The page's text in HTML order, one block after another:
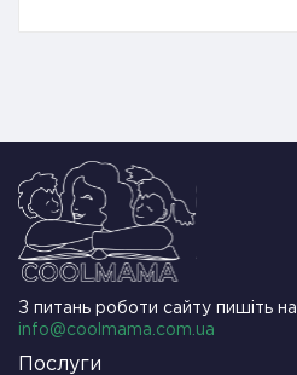
З питань роботи сайту пишіть
info@coolmama.com.ua
Послуги